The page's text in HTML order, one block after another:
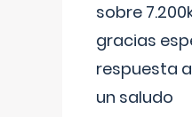
sobre
gracias
respuesta
un saludo